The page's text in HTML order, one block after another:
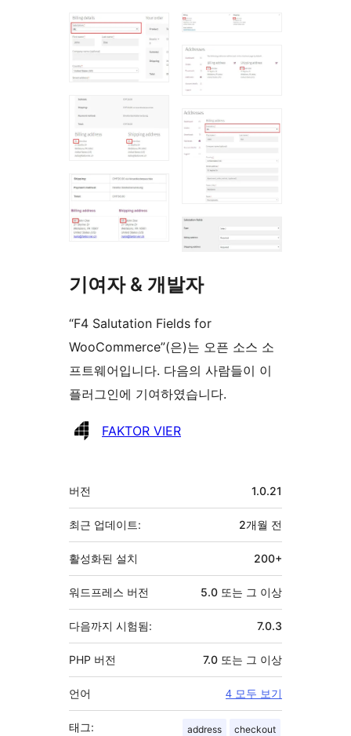
기여자 & 개발자
“F4 Salutation Fields for
WooCommerce”(은)는 오픈 소스 소
프트웨어입니다. 다음의 사람들이 이
플러그인에 기여하였습니다.
기
FAKTOR VIER
기
초
버전 1.0.21
최근 업데이트: 2개월 전
활성화된 설치 200+
워드프레스 버전 5.0 또는 그 이상
다음까지 시험됨: 7.0.3
PHP 버전 7.0 또는 그 이상
언어 4 모두 보기
태그: address checkout